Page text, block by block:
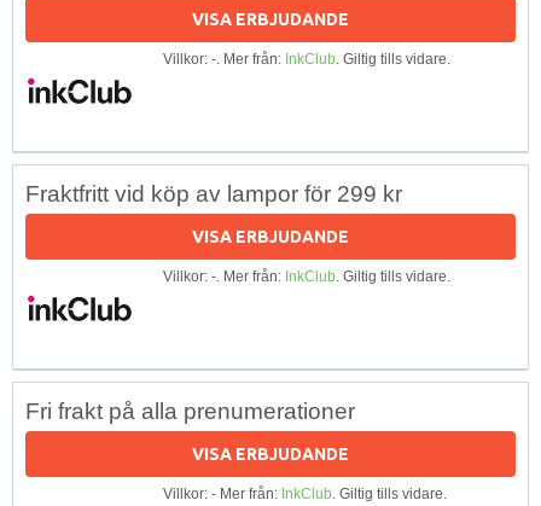
VISA ERBJUDANDE
Villkor: -. Mer från: InkClub. Giltig tills vidare.
Fraktfritt vid köp av lampor för 299 kr
VISA ERBJUDANDE
Villkor: -. Mer från: InkClub. Giltig tills vidare.
Fri frakt på alla prenumerationer
VISA ERBJUDANDE
Villkor: - Mer från: InkClub. Giltig tills vidare.